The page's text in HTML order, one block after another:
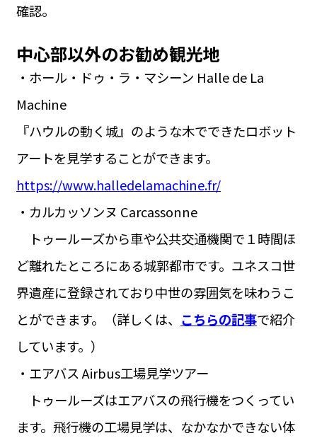
確認。
中心部以外のお勧め観光地
・ホール・ドゥ・ラ・マシーン Halle de La
Machine
『ハウルの動く城』のような木でできたロボット
アートを見学することができます。
https://www.halledelamachine.fr/
・カルカッソンヌ Carcassonne
トゥールーズから車や公共交通機関で１時間ほ
ど離れたところにある城郭都市です。ユネスコ世
界遺産に登録されており中世の雰囲気を味わうこ
とができます。（詳しくは、 こちらの記事で紹介
しています。）
・エアバス Airbus工場見学ツアー
トゥールーズはエアバスの飛行機をつくってい
ます。飛行機の工場見学は、なかなかできない体